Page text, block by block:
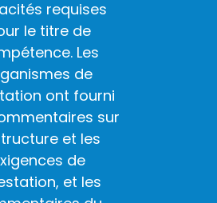
requises
le titre de
Les
de
ont fourni
sur
et les
de
et les